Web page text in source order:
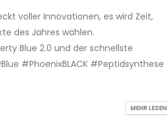
voller Innovationen, es wird Zeit,
des Jahres wählen.
Blue 2.0 und der schnellste
#PhoenixBLACK #Peptidsynthese
MEHR LESEN